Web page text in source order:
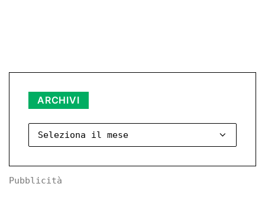
ARCHIVI
Pubblicità